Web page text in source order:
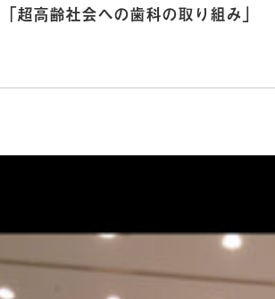
超高齢社会への歯科の取り組み」